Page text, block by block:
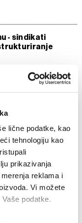
lične podatke, kao
tehnologiju kao
prikazivanja
reklama i
Vi možete
podatke.
- sindikati
nemačke
broj modela za
industrija